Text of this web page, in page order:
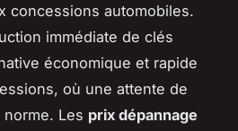
concessions automobiles.
immédiate de clés
économique et rapide
où une attente de
Les prix dépannage